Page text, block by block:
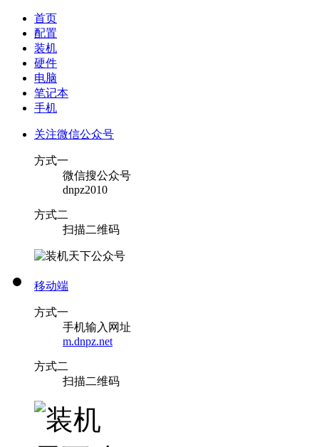
首页
配置
装机
硬件
电脑
笔记本
手机
关注微信公众号
方式一
微信搜公众号
dnpz2010
方式二
扫描二维码
移动端
方式一
手机输入网址
m.dnpz.net
方式二
扫描二维码